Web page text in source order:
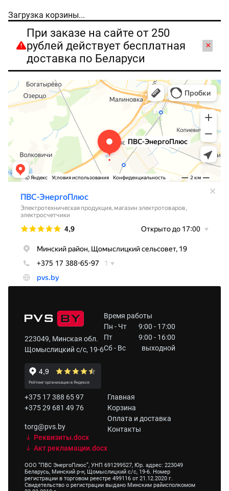
Загрузка корзины...
При заказе на сайте от 250
рублей действует бесплатная
доставка по Беларуси
×
223049, Минская обл.
Щомыслицкий с/с, 19-6
Время работы
Пн - Чт
9:00 - 17:00
Пт
9:00 - 16:00
Сб - Вс
выходной
+375 17 388 65 97
+375 29 681 49 76
torg@pvs.by
Реквизиты.docx
Акт рекламации.docx
Главная
Корзина
Оплата и доставка
Контакты
ООО “ПВС ЭнергоПлюс”, УНП 691299527, Юр. адрес: 223049
Беларусь, Минский р-н, Щомыслицкий с/с, 19-6. Номер
регистрации в торговом реестре 499116 от 21.12.2020 г.
Свидетельство о регистрации выдано Минским райисполкомом